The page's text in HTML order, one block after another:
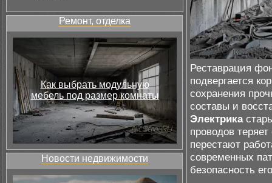
Ремонт, отделка
Как выбрать модульную
мебель под размер комнаты
Новости недвижимости
Реставрация
подвергается
сохранения
составы и
Электрика
проводов
перестают
современных
безопасность